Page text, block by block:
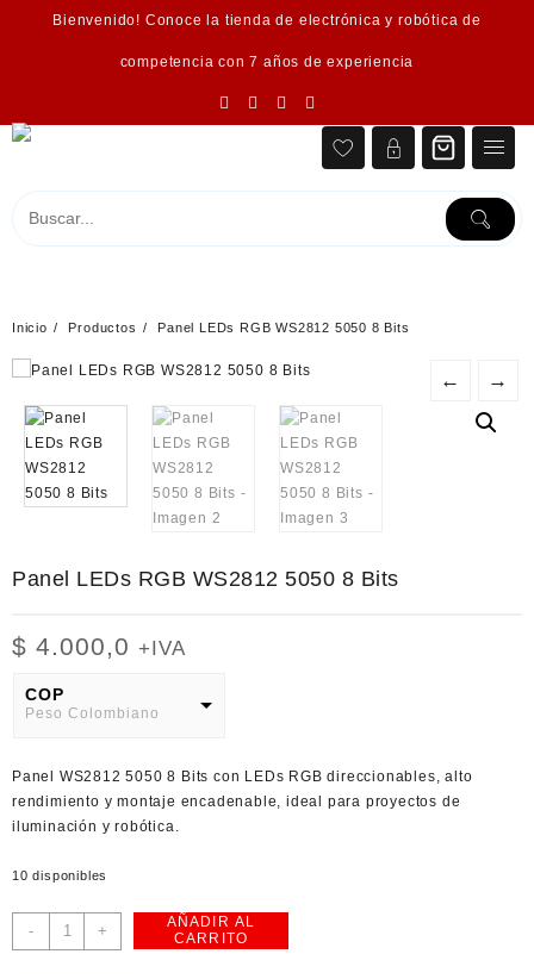
Bienvenido! Conoce la tienda de electrónica y robótica de
competencia con 7 años de experiencia
Inicio Productos Panel LEDs RGB WS2812 5050 8 Bits
← →
Panel LEDs RGB WS2812 5050 8 Bits
$ 4.000,0 +IVA
COP
Peso Colombiano
American Dollar
Panel WS2812 5050 8 Bits con LEDs RGB direccionables, alto
rendimiento y montaje encadenable, ideal para proyectos de
iluminación y robótica.
10 disponibles
-
Panel
LEDs
+
AÑADIR AL
CARRITO